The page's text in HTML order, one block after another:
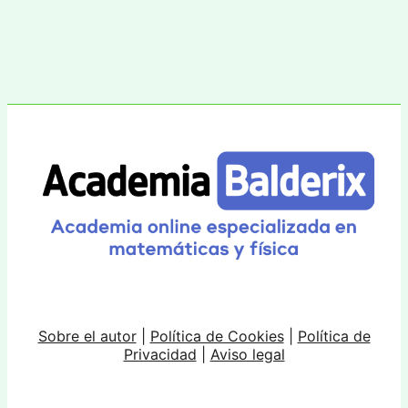
Sobre el autor| Política de Cookies| Política de
Privacidad
Aviso legal